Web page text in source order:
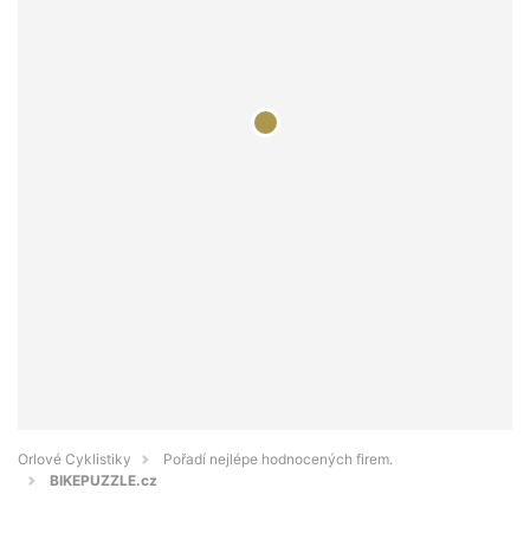
Orlové Cyklistiky
Pořadí nejlépe hodnocených firem.
BIKEPUZZLE.cz